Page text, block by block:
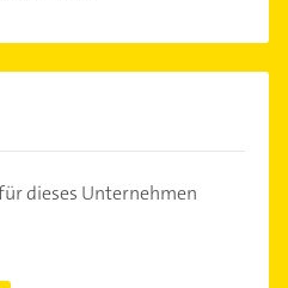
dieses Unternehmen